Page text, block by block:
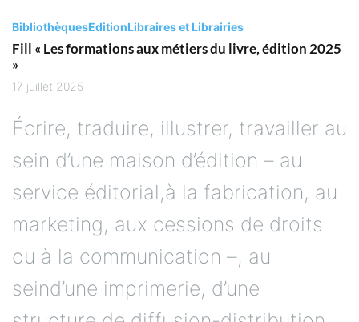
BibliothèquesEditionLibraires et Librairies
Fill « Les formations aux métiers du livre, édition 2025
»
17 juillet 2025
Écrire, traduire, illustrer, travailler au
sein d’une maison d’édition – au
service éditorial,à la fabrication, au
marketing, aux cessions de droits
ou à la communication –, au
seind’une imprimerie, d’une